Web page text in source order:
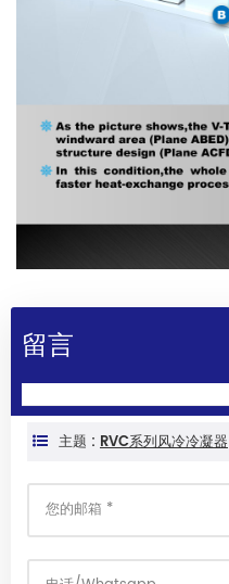
留言
主题 : RVC系列风冷冷凝器